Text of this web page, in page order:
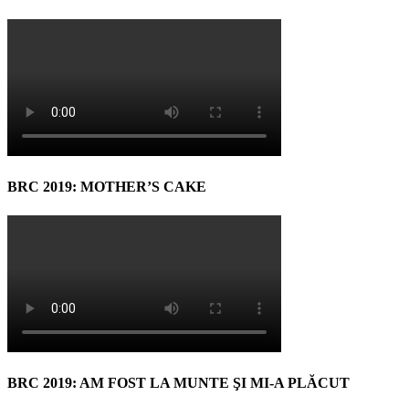
BRC 2019: MOTHER’S CAKE
BRC 2019: AM FOST LA MUNTE ŞI MI-A PLĂCUT